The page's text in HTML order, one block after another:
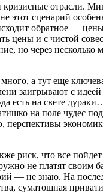
отрасли.
этот сценарий
обратное —
цены и с чистой
но через
а тут еще
заигрывают с
есть на свете
на поле чудес
риск, что все
не платят
— не знаю. На
суматошная